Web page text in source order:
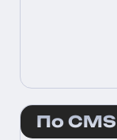
По CMS